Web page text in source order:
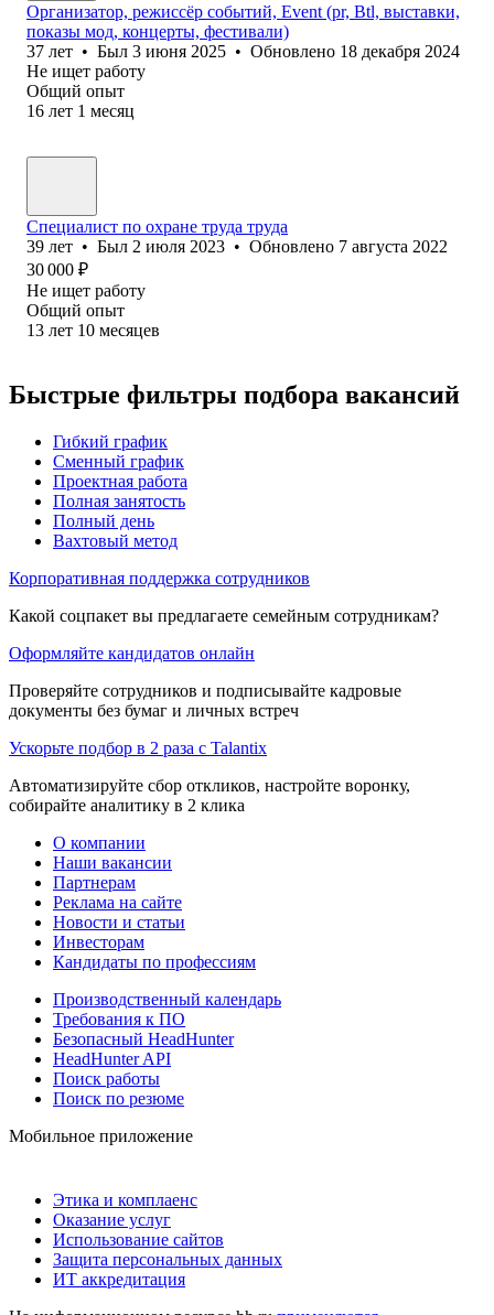
Организатор, режиссёр событий, Event (pr, Btl, выставки,
показы мод, концерты, фестивали)
37 лет • Был 3 июня 2025 • Обновлено 18 декабря 2024
Не ищет работу
Общий опыт
16 лет 1 месяц
Специалист по охране труда труда
39 лет • Был 2 июля 2023 • Обновлено 7 августа 2022
30 000 ₽
Не ищет работу
Общий опыт
13 лет 10 месяцев
Быстрые фильтры подбора вакансий
Гибкий график
Сменный график
Проектная работа
Полная занятость
Полный день
Вахтовый метод
Корпоративная поддержка сотрудников
Какой соцпакет вы предлагаете семейным сотрудникам?
Оформляйте кандидатов онлайн
Проверяйте сотрудников и подписывайте кадровые
документы без бумаг и личных встреч
Ускорьте подбор в 2 раза с Talantix
Автоматизируйте сбор откликов, настройте воронку,
собирайте аналитику в 2 клика
О компании
Наши вакансии
Партнерам
Реклама на сайте
Новости и статьи
Инвесторам
Кандидаты по профессиям
Производственный календарь
Требования к ПО
Безопасный HeadHunter
HeadHunter API
Поиск работы
Поиск по резюме
Мобильное приложение
Этика и комплаенс
Оказание услуг
Использование сайтов
Защита персональных данных
ИТ аккредитация